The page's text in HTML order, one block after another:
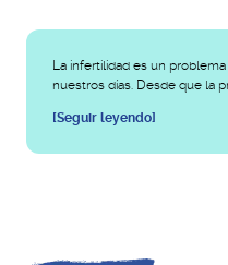
La infertilidad es un
nuestros días. Desde que la
[Seguir leyendo]